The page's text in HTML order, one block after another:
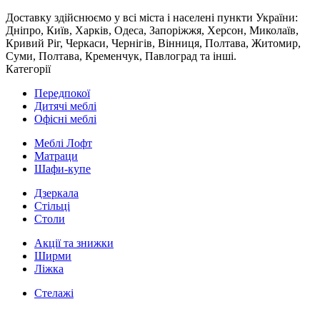
Доставку здійснюємо у всі міста і населені пункти України:
Дніпро, Київ, Харків, Одеса, Запоріжжя, Херсон, Миколаїв,
Кривий Ріг, Черкаси, Чернігів, Вінниця, Полтава, Житомир,
Суми, Полтава, Кременчук, Павлоград та інші.
Категорії
Передпокої
Дитячі меблі
Офісні меблі
Меблі Лофт
Матраци
Шафи-купе
Дзеркала
Стільці
Столи
Акції та знижки
Ширми
Ліжка
Стелажі